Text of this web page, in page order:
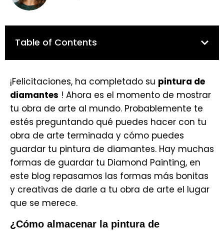
Table of Contents
¡Felicitaciones, ha completado su pintura de
diamantes ! Ahora es el momento de mostrar
tu obra de arte al mundo. Probablemente te
estés preguntando qué puedes hacer con tu
obra de arte terminada y cómo puedes
guardar tu pintura de diamantes. Hay muchas
formas de guardar tu Diamond Painting, en
este blog repasamos las formas más bonitas
y creativas de darle a tu obra de arte el lugar
que se merece.
¿Cómo almacenar la pintura de